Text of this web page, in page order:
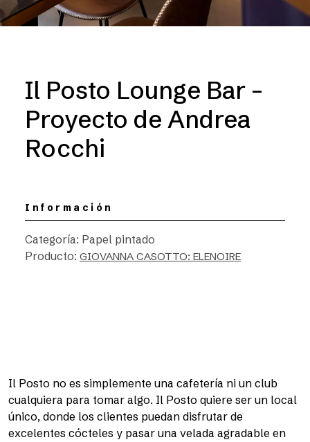
Il Posto Lounge Bar –
Proyecto de Andrea
Rocchi
Información
Categoría: Papel pintado
Producto: GIOVANNA CASOTTO: ELENOIRE
Il Posto no es simplemente una cafetería ni un club
cualquiera para tomar algo. Il Posto quiere ser un local
único, donde los clientes puedan disfrutar de
excelentes cócteles y pasar una velada agradable en